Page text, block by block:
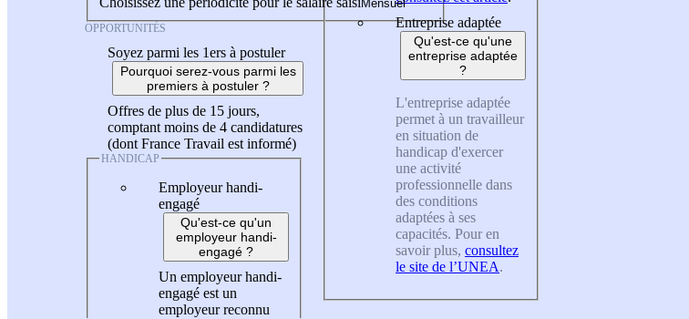
OPPORTUNITÉS
Soyez parmi les 1ers à postuler
Pourquoi serez-vous parmi les
premiers à postuler ?
Offres de plus de 15 jours,
comptant moins de 4 candidatures
(dont France Travail est informé)
HANDICAP
Employeur handi-
engagé
Qu'est-ce qu'un
employeur handi-
engagé ?
Un employeur handi-
engagé est un
employeur reconnu
Entreprise adaptée
Qu'est-ce qu'une
entreprise adaptée
?
L'entreprise adaptée
permet à un travailleur
en situation de
handicap d'exercer
une activité
professionnelle dans
des conditions
adaptées à ses
capacités. Pour en
savoir plus, consultez
le site de l’UNEA.